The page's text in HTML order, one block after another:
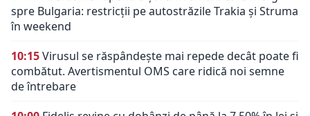
spre Bulgaria: restricții pe autostrăzile Trakia și Struma
în weekend
10:15Virusul se răspândește mai repede decât poate fi
combătut. Avertismentul OMS care ridică noi semne
de întrebare